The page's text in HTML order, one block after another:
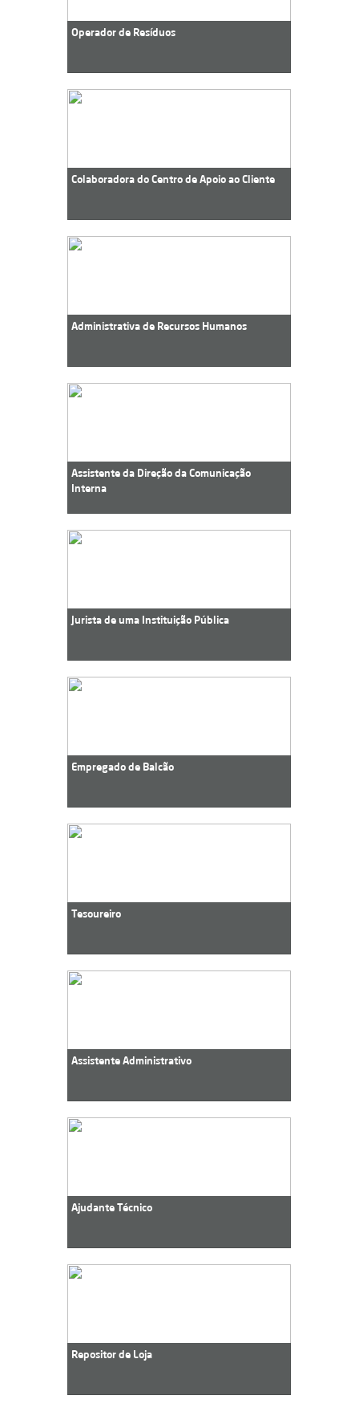
Operador de Resíduos
Colaboradora do Centro de Apoio ao Cliente
Administrativa de Recursos Humanos
Assistente da Direção da Comunicação
Interna
Jurista de uma Instituição Pública
Empregado de Balcão
Tesoureiro
Assistente Administrativo
Ajudante Técnico
Repositor de Loja